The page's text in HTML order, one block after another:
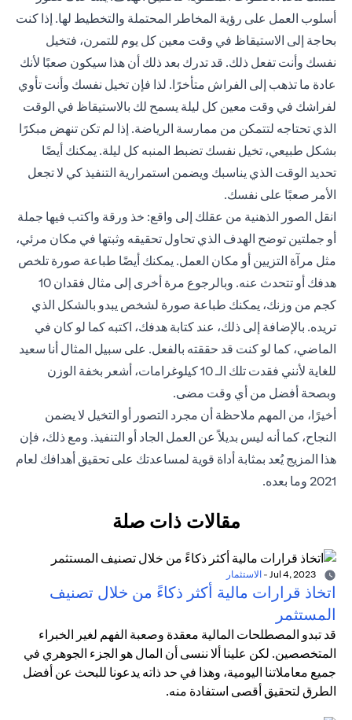
أسلوب العمل على رؤية المخاطر المحتملة والتخطيط لها. إذا كنت
بحاجة إلى الاستيقاظ في وقت معين كل يوم للتمرن، فتخيل
نفسك وأنت تفعل ذلك. قد تدرك بعد ذلك أن هذا سيكون صعبًا لأنك
عادة ما تذهب إلى الفراش متأخرًا. لذا فإن تخيل نفسك وأنت تأوي
لفراشك في وقت معين كل ليلة يسمح لك بالاستيقاظ في الوقت
الذي تحتاجه لتتمكن من ممارسة الرياضة. إذا لم تكن تنهض مبكرًا
بشكل طبيعي، تخيل نفسك تضبط المنبه كل ليلة. يمكنك أيضًا
تحديد الوقت الذي يناسبك ويضمن استمرارية التنفيذ كي لا تجعل
الأمر صعبًا على نفسك.
انقل الصور الذهنية من عقلك إلى واقع: خذ ورقة واكتب فيها جملة
أو جملتين توضح الهدف الذي تحاول تحقيقه وثبتها في مكان مرئي،
مثل مرآة التزيين أو مكان العمل. يمكنك أيضًا طباعة صورة تلخص
هدفك أو تتحدث عنه. وبالرجوع مرة أخرى إلى مثال فقدان 10
كجم من وزنك، يمكنك طباعة صورة لشخص يبدو بالشكل الذي
تريده. بالإضافة إلى ذلك، عند كتابة هدفك، اكتبه كما لو كان في
الماضي، كما لو كنت قد حققته بالفعل. على سبيل المثال أنا سعيد
للغاية لأنني فقدت تلك الـ 10 كيلوغرامات، أشعر بخفة الوزن
وبصحة أفضل من أي وقت مضى.
أخيرًا، من المهم ملاحظة أن مجرد التصور أو التخيل لا يضمن
النجاح، كما أنه ليس بديلاً عن العمل الجاد أو التنفيذ. ومع ذلك، فإن
هذا المزيج يُعد بمثابة أداة قوية لمساعدتك على تحقيق أهدافك لعام
2021 وما بعده.
مقالات ذات صلة
- الاستثمار
اتخاذ قرارات مالية أكثر ذكاءً من خلال تصنيف
المستثمر
قد تبدو المصطلحات المالية معقدة وصعبة الفهم لغير الخبراء
المتخصصين. لكن علينا ألا ننسى أن المال هو الجزء الجوهري في
جميع معاملاتنا اليومية، وهذا في حد ذاته يدعونا للبحث عن أفضل
الطرق لتحقيق أقصى استفادة منه.